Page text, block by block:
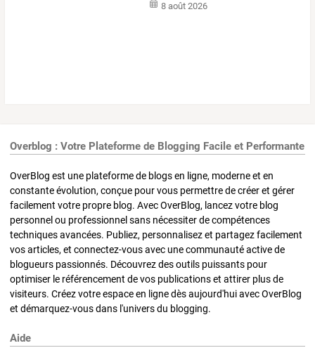
8 août 2026
Overblog : Votre Plateforme de Blogging Facile et Performante
OverBlog est une plateforme de blogs en ligne, moderne et en
constante évolution, conçue pour vous permettre de créer et gérer
facilement votre propre blog. Avec OverBlog, lancez votre blog
personnel ou professionnel sans nécessiter de compétences
techniques avancées. Publiez, personnalisez et partagez facilement
vos articles, et connectez-vous avec une communauté active de
blogueurs passionnés. Découvrez des outils puissants pour
optimiser le référencement de vos publications et attirer plus de
visiteurs. Créez votre espace en ligne dès aujourd'hui avec OverBlog
et démarquez-vous dans l'univers du blogging.
Aide